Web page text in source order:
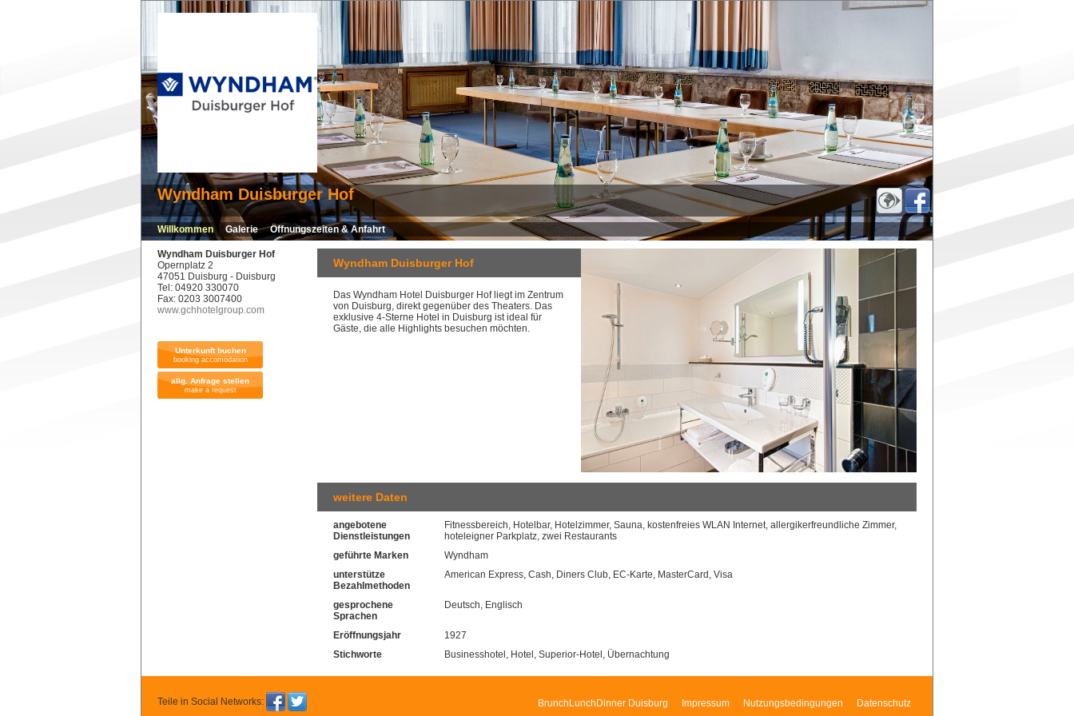
Wyndham Duisburger Hof
Willkommen Galerie Öffnungszeiten & Anfahrt
Wyndham Duisburger Hof
Opernplatz 2
47051 Duisburg - Duisburg
Tel: 04920 330070
Fax: 0203 3007400
www.gchhotelgroup.com
Unterkunft buchen
booking accomodation
allg. Anfrage stellen
make a request
Wyndham Duisburger Hof
Das Wyndham Hotel Duisburger Hof liegt im Zentrum
von Duisburg, direkt gegenüber des Theaters. Das
exklusive 4-Sterne Hotel in Duisburg ist ideal für
Gäste, die alle Highlights besuchen möchten.
weitere Daten
angebotene
Dienstleistungen
Fitnessbereich, Hotelbar, Hotelzimmer, Sauna, kostenfreies WLAN Internet, allergikerfreundliche Zimmer,
hoteleigner Parkplatz, zwei Restaurants
geführte Marken
Wyndham
unterstütze
Bezahlmethoden
American Express, Cash, Diners Club, EC-Karte, MasterCard, Visa
gesprochene
Sprachen
Deutsch, Englisch
Eröffnungsjahr
1927
Stichworte
Businesshotel, Hotel, Superior-Hotel, Übernachtung
Teile in Social Networks: BrunchLunchDinner Duisburg Impressum Nutzungsbedingungen Datenschutz